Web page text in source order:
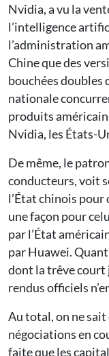
Nvidia, a vu la
l’intelligence
l’administration
Chine que des
bouchées doubles
nationale
produits
Nvidia, les États-
De même, le
conducteurs, voit
l’État chinois pour
une façon pour
par l’État
par Huawei.
dont la trêve court
rendus officiels
Au total, on ne
négociations en
faite que les